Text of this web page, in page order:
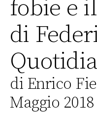
fobie e
di
di Enrico
Maggio 2018